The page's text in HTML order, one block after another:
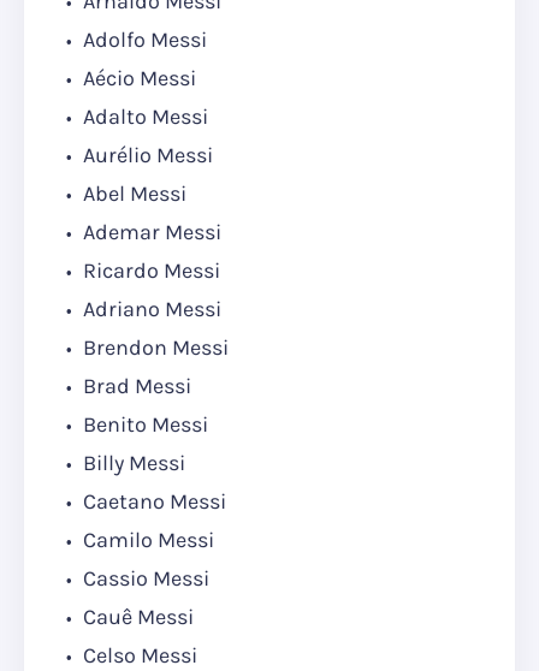
Adolfo Messi
Aécio Messi
Adalto Messi
Aurélio Messi
Abel Messi
Ademar Messi
Ricardo Messi
Adriano Messi
Brendon Messi
Brad Messi
Benito Messi
Billy Messi
Caetano Messi
Camilo Messi
Cassio Messi
Cauê Messi
Celso Messi